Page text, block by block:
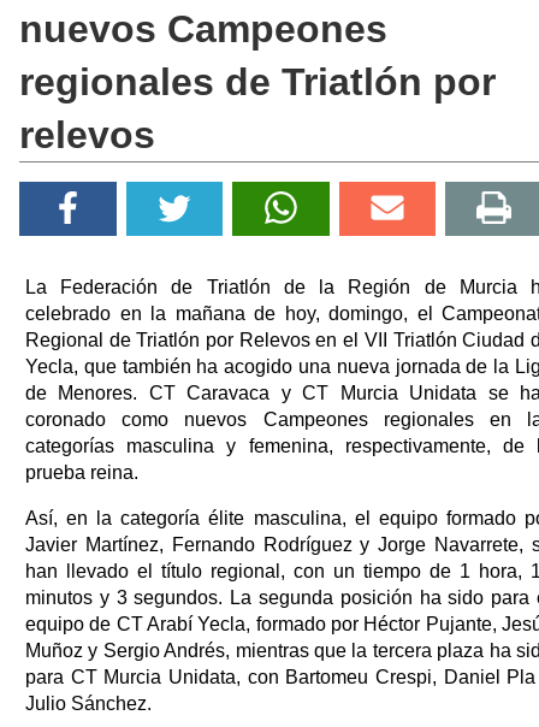
nuevos Campeones
regionales de Triatlón por
relevos
La Federación de Triatlón de la Región de Murcia
celebrado en la mañana de hoy, domingo, el
Regional de Triatlón por Relevos en el VII Triatlón Ciudad
Yecla, que también ha acogido una nueva jornada de la
de Menores. CT Caravaca y CT Murcia Unidata se
coronado como nuevos Campeones regionales en
categorías masculina y femenina, respectivamente, de
prueba reina.
Así, en la categoría élite masculina, el equipo formado
Javier Martínez, Fernando Rodríguez y Jorge Navarrete,
han llevado el título regional, con un tiempo de 1 hora,
minutos y 3 segundos. La segunda posición ha sido para
equipo de CT Arabí Yecla, formado por Héctor Pujante,
Muñoz y Sergio Andrés, mientras que la tercera plaza ha
para CT Murcia Unidata, con Bartomeu Crespi, Daniel
Julio Sánchez.